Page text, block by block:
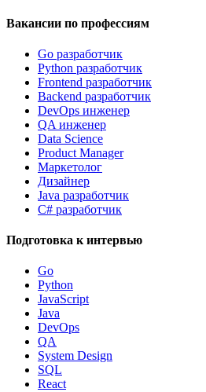
Вакансии по профессиям
Go разработчик
Python разработчик
Frontend разработчик
Backend разработчик
DevOps инженер
QA инженер
Data Science
Product Manager
Маркетолог
Дизайнер
Java разработчик
C# разработчик
Подготовка к интервью
Go
Python
JavaScript
Java
DevOps
QA
System Design
SQL
React